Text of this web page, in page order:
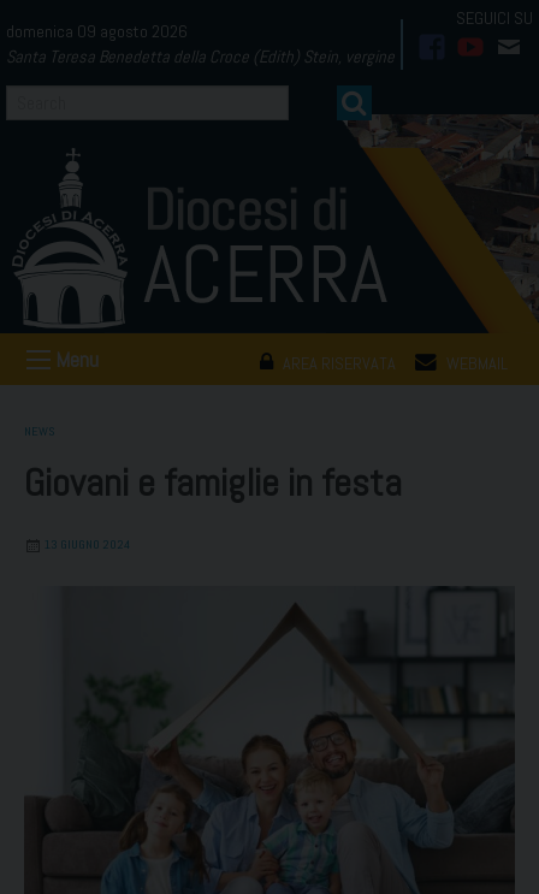
to
content
domenica 09 agosto 2026
Santa Teresa Benedetta della Croce (Edith) Stein, vergine
AREA RISERVATA WEBMAIL
Menu
NEWS
Giovani e famiglie in festa
13 GIUGNO 2024